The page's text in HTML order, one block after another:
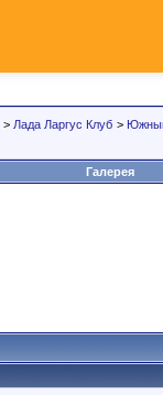
> Лада Ларгус Клуб >
Галерея